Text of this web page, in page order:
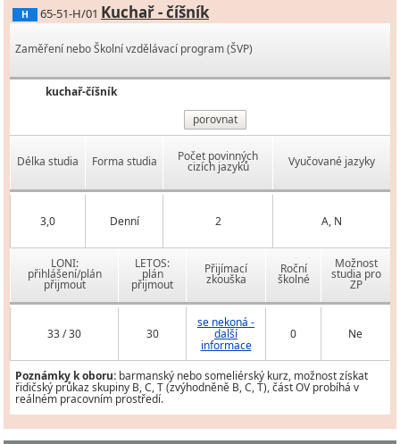
H 65-51-H/01 Kuchař - číšník
Zaměření nebo Školní vzdělávací program (ŠVP)
kuchař-číšník
porovnat
Délka studia Forma studia Počet povinných
cizích jazyků Vyučované jazyky
3,0 Denní 2 A, N
LONI:
přihlášení/plán
přijmout
LETOS:
plán
přijmout
Přijímací
zkouška
Roční
školné
Možnost
studia pro
ZP
33 / 30 30
se nekoná -
další
informace
0 Ne
Poznámky k oboru: barmanský nebo someliérský kurz, možnost získat
řidičský průkaz skupiny B, C, T (zvýhodněně B, C, T), část OV probíhá v
reálném pracovním prostředí.